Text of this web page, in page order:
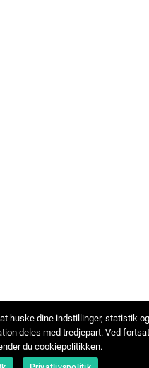
huske dine indstillinger, statistik
deles med tredjepart. Ved
du cookiepolitikken.